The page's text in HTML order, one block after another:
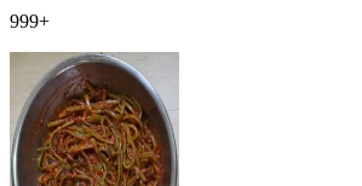
999+